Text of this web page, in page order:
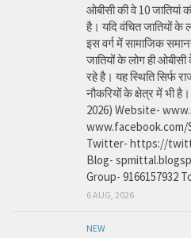
ओबीसी की वे 10 जातियां
है। यदि वंचित जातियों के
इस वर्ग में सामाजिक
जातियों के लोग ही
रहे है। यह स्थिति सिर्फ
नौकरियों के क्षेत्र में भी
2026) Website-
www.facebook.com/
Twitter- https://
Blog-
Group- 9166157932
6 AUG, 2026
NEW